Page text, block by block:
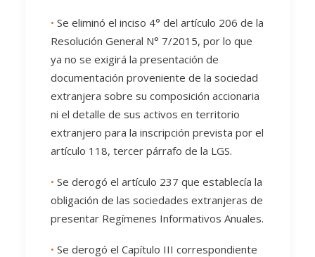
• Se eliminó el inciso 4° del artículo 206 de la
Resolución General N° 7/2015, por lo que
ya no se exigirá la presentación de
documentación proveniente de la sociedad
extranjera sobre su composición accionaria
ni el detalle de sus activos en territorio
extranjero para la inscripción prevista por el
artículo 118, tercer párrafo de la LGS.
• Se derogó el artículo 237 que establecía la
obligación de las sociedades extranjeras de
presentar Regímenes Informativos Anuales.
• Se derogó el Capítulo III correspondiente